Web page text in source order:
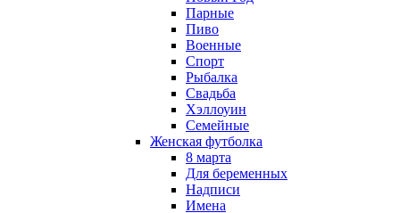
Парные
Пиво
Военные
Спорт
Рыбалка
Свадьба
Хэллоуин
Семейные
Женская футболка
8 марта
Для беременных
Надписи
Имена